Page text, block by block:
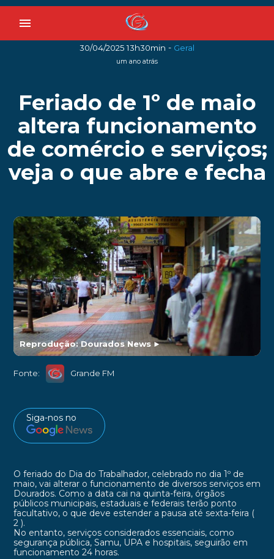
menu
30/04/2025 13h30min - Geral
um ano atrás
Feriado de 1º de maio
altera funcionamento
de comércio e serviços;
veja o que abre e fecha
Reprodução: Dourados News►
Fonte: Grande FM
Siga-nos no
O feriado do Dia do Trabalhador, celebrado no dia 1º de
maio, vai alterar o funcionamento de diversos serviços em
Dourados. Como a data cai na quinta-feira, órgãos
públicos municipais, estaduais e federais terão ponto
facultativo, o que deve estender a pausa até sexta-feira (
2 ).
No entanto, serviços considerados essenciais, como
segurança pública, Samu, UPA e hospitais, seguirão em
funcionamento 24 horas.